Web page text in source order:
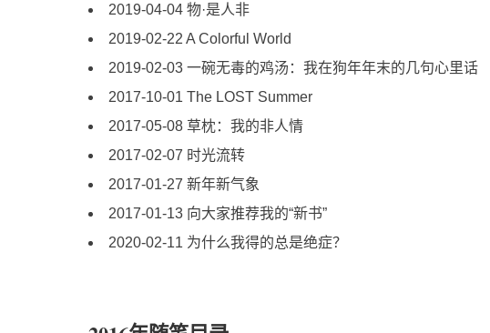
2019-04-04 物·是人非
2019-02-22 A Colorful World
2019-02-03 一碗无毒的鸡汤：我在狗年年末的几句心里话
2017-10-01 The LOST Summer
2017-05-08 草枕：我的非人情
2017-02-07 时光流转
2017-01-27 新年新气象
2017-01-13 向大家推荐我的“新书”
2020-02-11 为什么我得的总是绝症？